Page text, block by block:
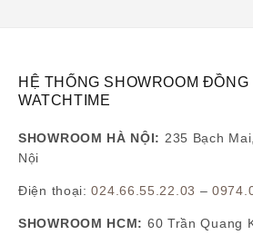
HỆ THỐNG SHOWROOM ĐỒNG
WATCHTIME
SHOWROOM HÀ NỘI: 235 Bạch
Nội
Điện thoại:024.66.55.22.03 –
SHOWROOM HCM: 60 Trần Quang